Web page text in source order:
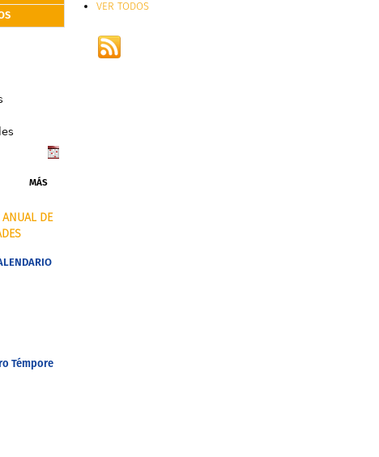
MÁS
ANUAL DE
Témpore
VER TODOS